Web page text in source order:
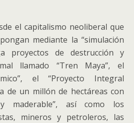
el capitalismo neoliberal que
mediante la “simulación
proyectos de destrucción y
llamado “Tren Maya”, el
el “Proyecto Integral
de un millón de hectáreas con
maderable”, así como los
mineros y petroleros, las